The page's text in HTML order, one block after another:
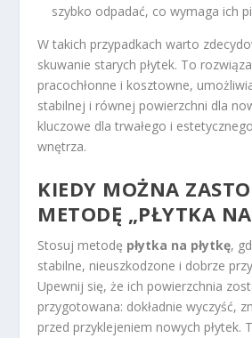
szybko odpadać, co wymaga ich
W takich przypadkach warto
skuwanie starych płytek. To
pracochłonne i kosztowne,
stabilnej i równej powierzchni dla
kluczowe dla trwałego i
wnętrza.
KIEDY MOŻNA
METODĘ „PŁYTKA
Stosuj metodę płytka na płytkę,
stabilne, nieuszkodzone i dobrze
Upewnij się, że ich powierzchnia
przygotowana: dokładnie wyczyść,
przed przyklejeniem nowych płytek.